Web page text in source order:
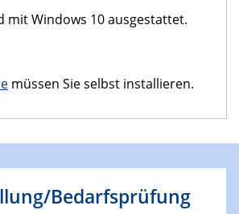
mit Windows 10 ausgestattet.
müssen Sie selbst installieren.
Bedarfsprüfung